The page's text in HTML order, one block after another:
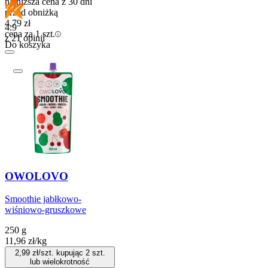
przed obniżką
4,79 zł
cena za 1 szt.
Do koszyka
4.9
z 21 opinii
OWOLOVO
Smoothie jabłkowo-
wiśniowo-gruszkowe
250 g
11,96 zł/kg
2,99zł/szt. kupując 2szt.
lub wielokrotność